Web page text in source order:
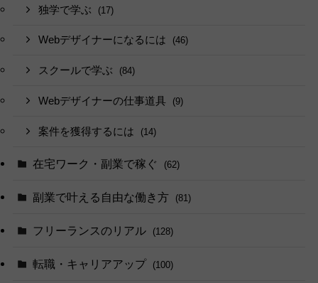
独学で学ぶ (17)
Webデザイナーになるには (46)
スクールで学ぶ (84)
Webデザイナーの仕事道具 (9)
案件を獲得するには (14)
在宅ワーク・副業で稼ぐ (62)
副業で叶える自由な働き方 (81)
フリーランスのリアル (128)
転職・キャリアアップ (100)